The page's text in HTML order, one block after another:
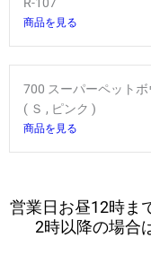
商品を見る
700 スーパーペット
( Ｓ , ピンク )
商品を見る
営業日お昼12時ま
2時以降の場合